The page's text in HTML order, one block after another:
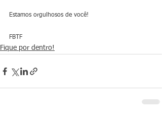
Estamos orgulhosos de você!
FBTF
Fique por dentro!